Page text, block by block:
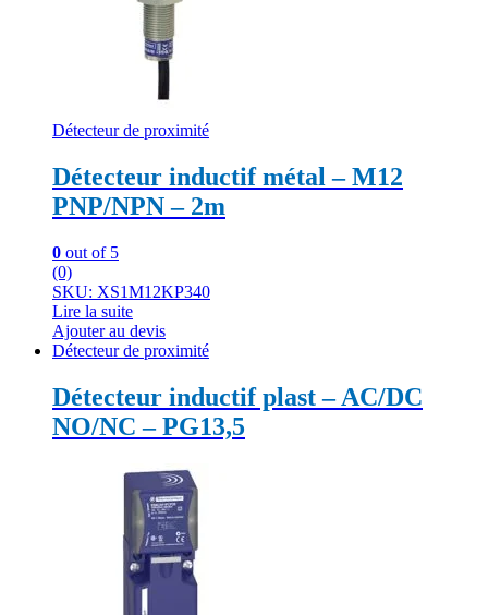
Détecteur de proximité
Détecteur inductif métal – M12
PNP/NPN – 2m
0 out of 5
(0)
SKU: XS1M12KP340
Lire la suite
Ajouter au devis
Détecteur de proximité
Détecteur inductif plast – AC/DC
NO/NC – PG13,5